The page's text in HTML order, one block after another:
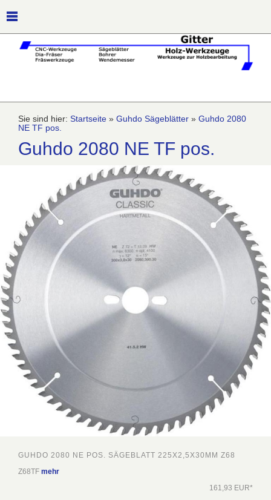
Sie sind hier: Startseite » Guhdo Sägeblätter » Guhdo 2080
NE TF pos.
Guhdo 2080 NE TF pos.
GUHDO 2080 NE POS. SÄGEBLATT 225X2,5X30MM Z68
Z68TF mehr
161,93 EUR*